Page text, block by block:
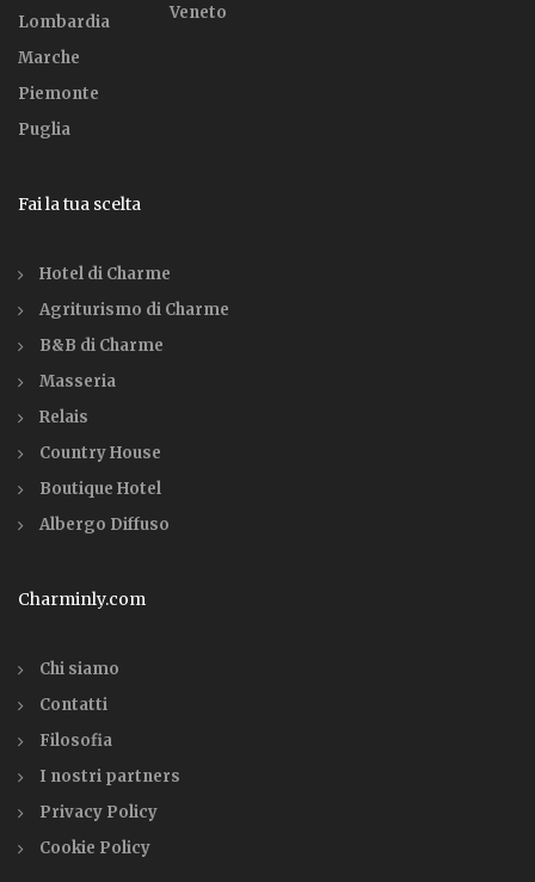
Lombardia
Marche
Piemonte
Puglia
Veneto
Fai la tua scelta
Hotel di Charme
Agriturismo di Charme
B&B di Charme
Masseria
Relais
Country House
Boutique Hotel
Albergo Diffuso
Charminly.com
Chi siamo
Contatti
Filosofia
I nostri partners
Privacy Policy
Cookie Policy